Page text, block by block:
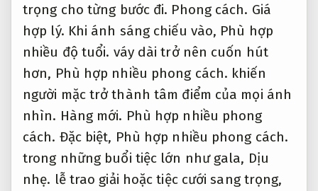
trọng cho từng bước đi. Phong cách. Giá
hợp lý. Khi ánh sáng chiếu vào, Phù hợp
nhiều độ tuổi. váy dài trở nên cuốn hút
hơn, Phù hợp nhiều phong cách. khiến
người mặc trở thành tâm điểm của mọi ánh
nhìn. Hàng mới. Phù hợp nhiều phong
cách. Đặc biệt, Phù hợp nhiều phong cách.
trong những buổi tiệc lớn như gala, Dịu
nhẹ. lễ trao giải hoặc tiệc cưới sang trọng,